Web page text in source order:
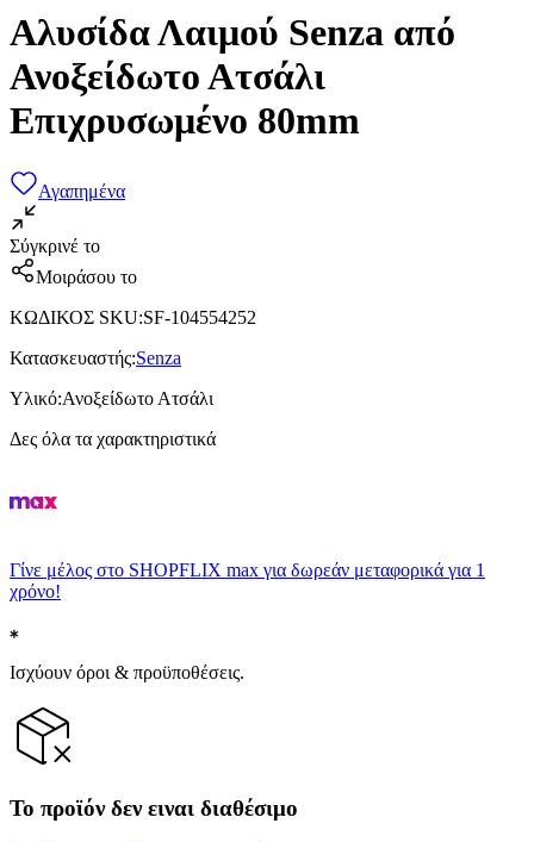
Αλυσίδα Λαιμού Senza από
Ανοξείδωτο Ατσάλι
Επιχρυσωμένο 80mm
Αγαπημένα
Σύγκρινέ το
Μοιράσου το
ΚΩΔΙΚΟΣ SKU:SF-104554252
Κατασκευαστής:Senza
Υλικό:Ανοξείδωτο Ατσάλι
Δες όλα τα χαρακτηριστικά
Γίνε μέλος στο SHOPFLIX max για δωρεάν μεταφορικά για 1
χρόνο!
Ισχύουν όροι & προϋποθέσεις.
Το προϊόν δεν ειναι διαθέσιμο